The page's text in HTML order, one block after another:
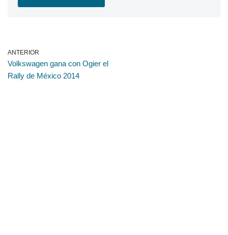
ANTERIOR
Volkswagen gana con Ogier el
Rally de México 2014